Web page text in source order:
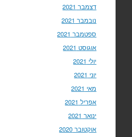
דצמבר 2021
נובמבר 2021
ספטמבר 2021
אוגוסט 2021
יולי 2021
יוני 2021
מאי 2021
אפריל 2021
ינואר 2021
אוקטובר 2020